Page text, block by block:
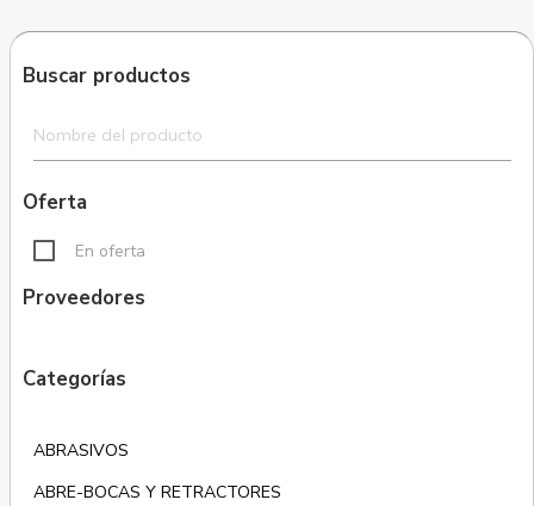
Buscar productos
Oferta
En oferta
Proveedores
Categorías
ABRASIVOS
ABRE-BOCAS Y RETRACTORES